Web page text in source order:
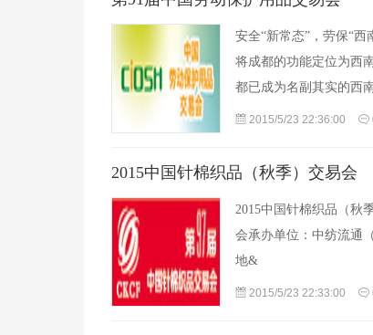
安全“新常态”，劳保“
将成都的功能定位为西
都已成为名副其实的西
2015/5/23 22:36:00
2015中国针棉织品（秋季）交易会
2015中国针棉织品（秋
会承办单位：中纺流通
地&
2015/5/23 22:33:00